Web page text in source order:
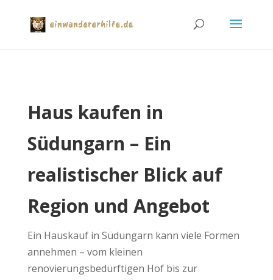
Haus kaufen in
Südungarn – Ein
realistischer Blick auf
Region und Angebot
Ein Hauskauf in Südungarn kann viele Formen
annehmen – vom kleinen
renovierungsbedürftigen Hof bis zur